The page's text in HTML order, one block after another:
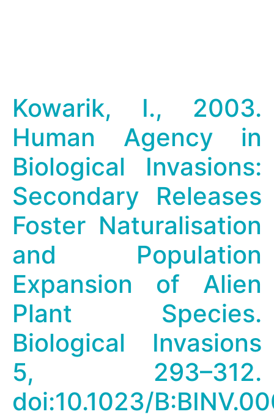
Kowarik, I., 2003.
Human Agency in
Biological Invasions:
Secondary Releases
Foster Naturalisation
and Population
Expansion of Alien
Plant Species.
Biological Invasions
5, 293–312.
doi:10.1023/